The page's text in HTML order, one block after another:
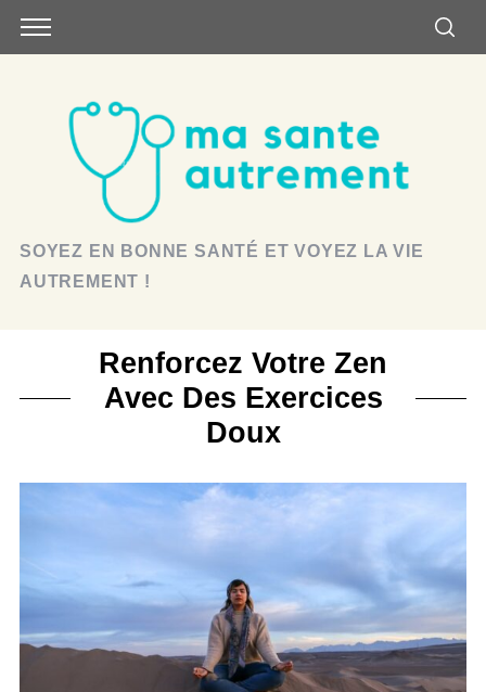
SOYEZ EN BONNE SANTÉ ET VOYEZ LA VIE
AUTREMENT !
Renforcez Votre Zen
Avec Des Exercices
Doux